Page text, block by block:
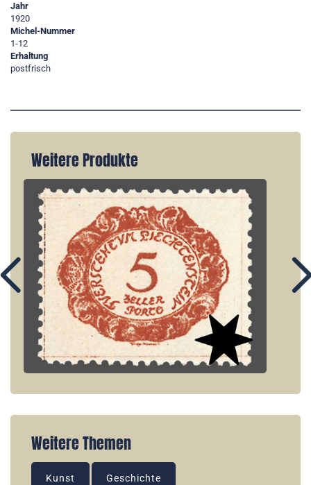
Jahr
1920
Michel-Nummer
1-12
Erhaltung
postfrisch
Weitere Produkte
Weitere Themen
Kunst Geschichte